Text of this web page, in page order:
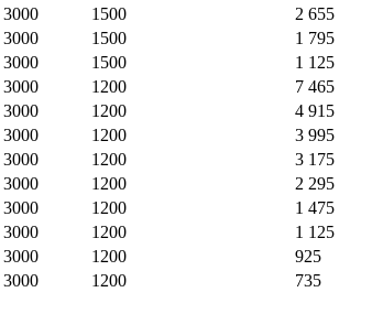
3000 1500
2 655
3000 1500
1 795
3000 1500
1 125
3000 1200
7 465
3000 1200
4 915
3000 1200
3 995
3000 1200
3 175
3000 1200
2 295
3000 1200
1 475
3000 1200
1 125
3000 1200
925
3000 1200
735